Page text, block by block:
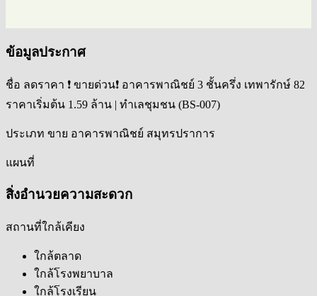
ข้อมูลประกาศ
ชื่อ ลดราคา ❗ ขายด่วน❗ อาคารพาณิชย์ 3 ชั้นครึ่ง เทพารักษ์ 82
ราคาเริ่มต้น 1.59 ล้าน | ทำเลชุมชน (BS-007)
ประเภท ขาย อาคารพาณิชย์ สมุทรปราการ
แผนที่
สิ่งอำนวยความสะดวก
สถานที่ใกล้เคียง
ใกล้ตลาด
ใกล้โรงพยาบาล
ใกล้โรงเรียน